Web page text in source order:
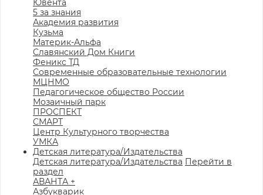
Ювента
5 за знания
Академия развития
Кузьма
Материк-Альфа
Славянский Дом Книги
Феникс ТД
Современные образовательные технологии
МЦНМО
Педагогическое общество России
Мозаичный парк
ПРОСПЕКТ
СМАРТ
Центр Культурного творчества
УМКА
Детская литература/Издательства
Детская литература/Издательства Перейти в
раздел
АВАНТА +
Азбукварик